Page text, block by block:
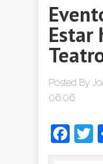
Estar
Posted By
06:06